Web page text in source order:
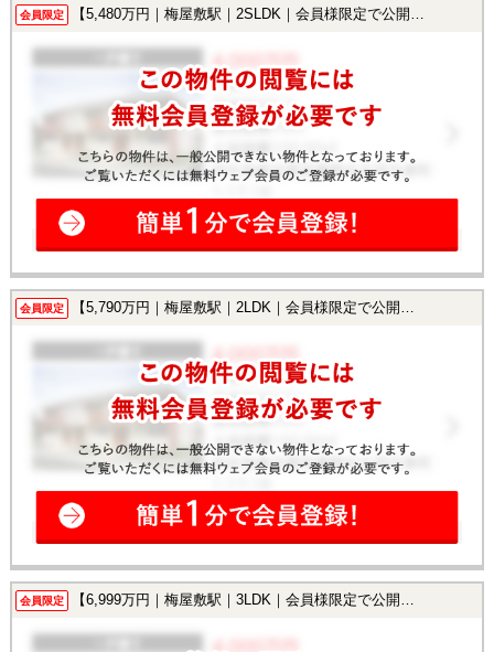
会員限定 【5,480万円｜梅屋敷駅｜2SLDK｜会員様限定で公開中！】
会員限定 【5,790万円｜梅屋敷駅｜2LDK｜会員様限定で公開中！】
会員限定 【6,999万円｜梅屋敷駅｜3LDK｜会員様限定で公開中！】